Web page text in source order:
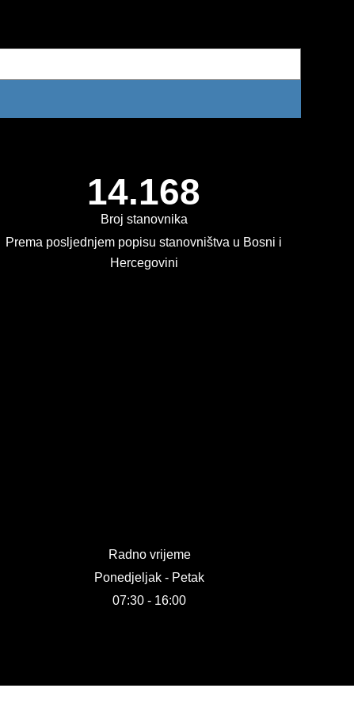
14.168
Broj stanovnika
Prema posljednjem popisu stanovništva u Bosni i
Hercegovini
Radno vrijeme
Ponedjeljak - Petak
07:30 - 16:00